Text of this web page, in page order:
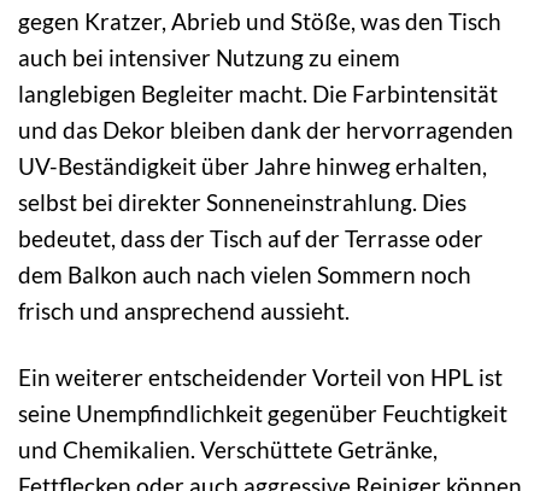
gegen Kratzer, Abrieb und Stöße, was den Tisch
auch bei intensiver Nutzung zu einem
langlebigen Begleiter macht. Die Farbintensität
und das Dekor bleiben dank der hervorragenden
UV-Beständigkeit über Jahre hinweg erhalten,
selbst bei direkter Sonneneinstrahlung. Dies
bedeutet, dass der Tisch auf der Terrasse oder
dem Balkon auch nach vielen Sommern noch
frisch und ansprechend aussieht.
Ein weiterer entscheidender Vorteil von HPL ist
seine Unempfindlichkeit gegenüber Feuchtigkeit
und Chemikalien. Verschüttete Getränke,
Fettflecken oder auch aggressive Reiniger können